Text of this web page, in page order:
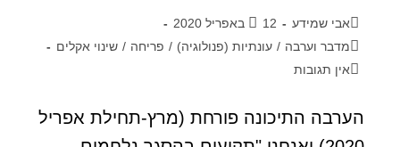
אבי שמידע
12 באפריל 2020
מדבר וערבה / עונתיות (פנולוגיה) / פריחה / שינוי אקלים
אין תגובות
הערבה התיכונה פורחת (מרץ-תחילת אפריל